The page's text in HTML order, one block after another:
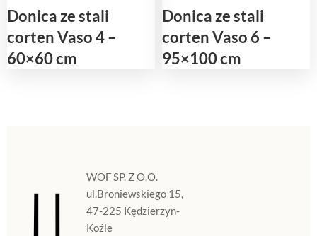
Donica ze stali
corten Vaso 4 –
60×60 cm
Donica ze stali
corten Vaso 6 –
95×100 cm
WOF SP. Z O.O.
ul.Broniewskiego 15,
47-225 Kędzierzyn-
Koźle